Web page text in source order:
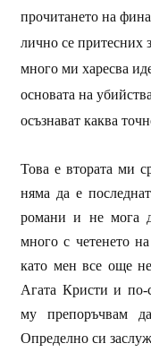
прочитането на
лично се притесних
много ми харесва
основата на
осъзнават каква
Това е втората ми
няма да е
романи и не мога
много с четенето
като мен все още
Агата Кристи и по-
му препоръчвам
Определно си